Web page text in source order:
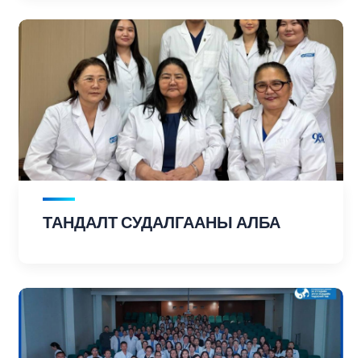
ТАНДАЛТ СУДАЛГААНЫ АЛБА